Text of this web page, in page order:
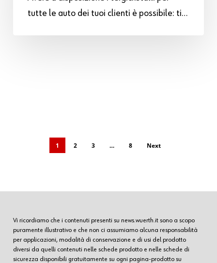
tutte le auto dei tuoi clienti è possibile: ti…
1 2 3 … 8 Next
Vi ricordiamo che i contenuti presenti su news.wuerth.it sono a scopo
puramente illustrativo e che non ci assumiamo alcuna responsabilità
per applicazioni, modalità di conservazione e di usi del prodotto
diversi da quelli contenuti nelle schede prodotto e nelle schede di
sicurezza disponibili gratuitamente su ogni pagina-prodotto su